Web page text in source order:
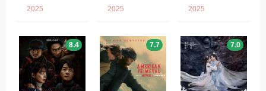
2025 2025 2025
8.4 7.7 7.0